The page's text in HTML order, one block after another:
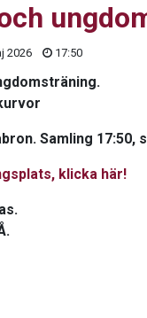
2026 17:50
Samling 17:50,
klicka här!